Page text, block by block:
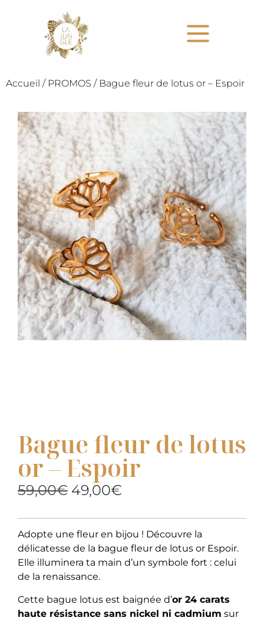
Accueil / PROMOS / Bague fleur de lotus or – Espoir
Bague fleur de lotus
or – Espoir
59,00€ 49,00€
Adopte une fleur en bijou ! Découvre la
délicatesse de la bague fleur de lotus or Espoir.
Elle illuminera ta main d’un symbole fort : celui
de la renaissance.
Cette bague lotus est baignée d’or 24 carats
haute résistance sans nickel ni cadmium sur